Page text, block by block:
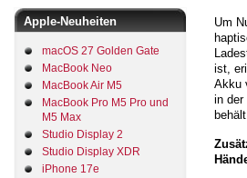
Apple-Neuheiten
macOS 27 Golden Gate
MacBook Neo
MacBook Air M5
MacBook Pro M5 Pro und
M5 Max
Studio Display 2
Studio Display XDR
iPhone 17e
Um
ist,
Akku
in der